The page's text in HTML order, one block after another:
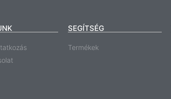
SEGÍTSÉG
Termékek